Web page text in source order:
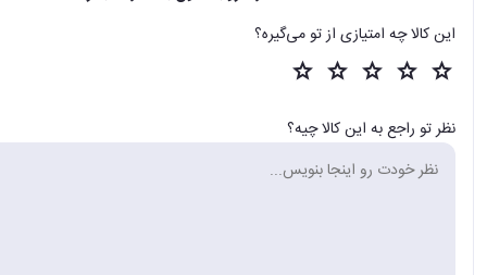
این کالا چه امتیازی از تو می‌گیره؟
نظر تو راجع به این کالا چیه؟